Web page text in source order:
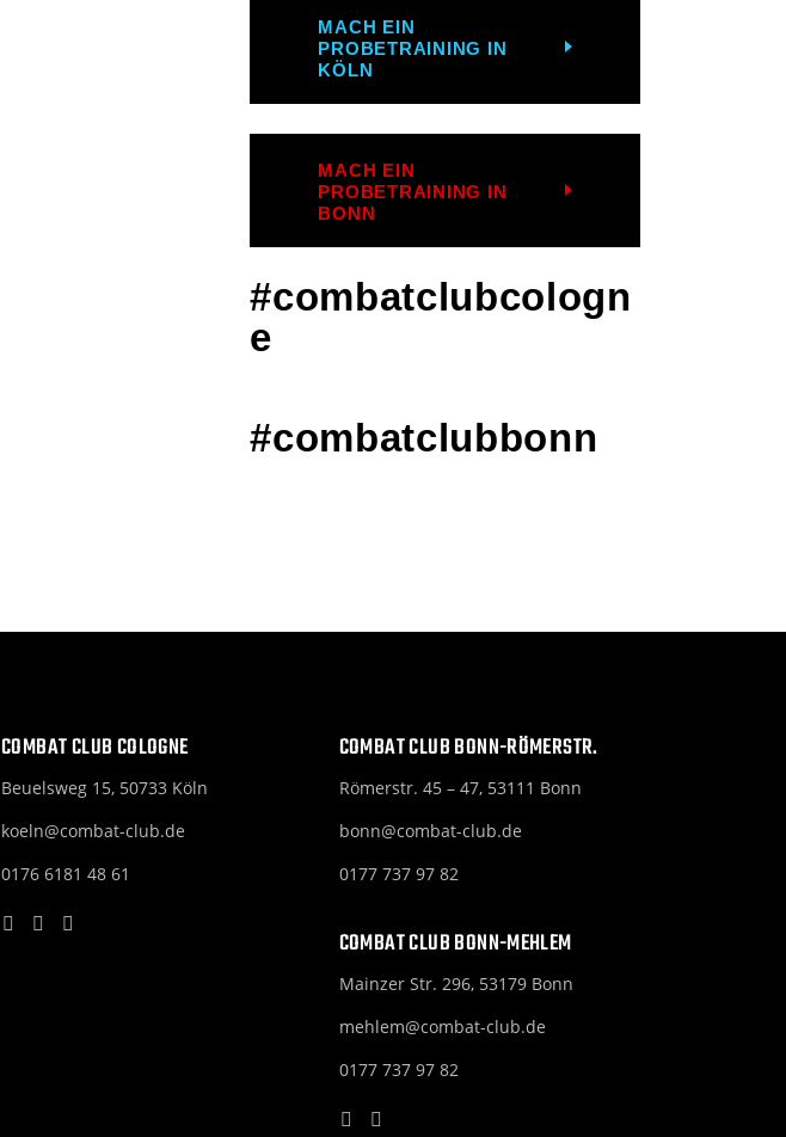
MACH EIN
PROBETRAINING IN
KÖLN
MACH EIN
PROBETRAINING IN
BONN
#combatclubcologn
e
#combatclubbonn
COMBAT CLUB COLOGNE
Beuelsweg 15, 50733 Köln
koeln@combat-club.de
0176 6181 48 61
COMBAT CLUB BONN-RÖMERSTR.
Römerstr. 45 – 47, 53111 Bonn
bonn@combat-club.de
0177 737 97 82
COMBAT CLUB BONN-MEHLEM
Mainzer Str. 296, 53179 Bonn
mehlem@combat-club.de
0177 737 97 82